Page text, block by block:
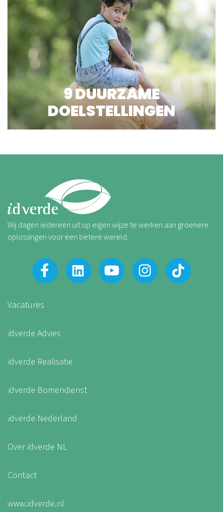
9 DUURZAME
DOELSTELLINGEN
Wij dagen iedereen uit op eigen wijze te werken aan groenere
oplossingen voor een betere wereld.
Vacatures
idverde Advies
idverde Realisatie
idverde Bomendienst
idverde Nederland
Overidverde NL
Contact
www.idverde.nl